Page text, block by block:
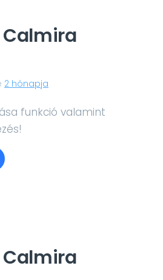
Calmira
2 hónapja
funkció valamint
Calmira